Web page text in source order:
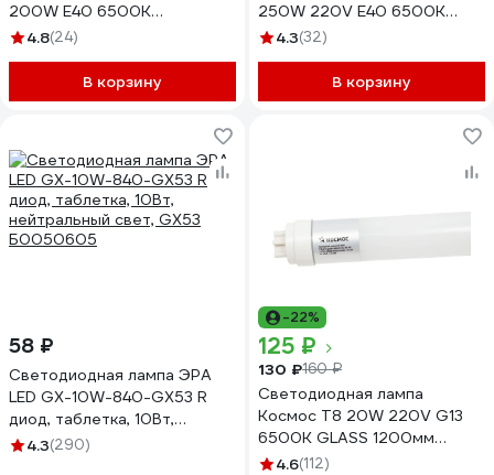
200W E40 6500K
KHWLED200WE4065
4.8(24)
В корзину
250W 220V E40 6500K
KHWLED250WE4065
4.3(32)
В корзину
58 ₽
Светодиодная лампа ЭРА
LED GX-10W-840-GX53 R
диод, таблетка, 10Вт,
нейтральный свет, GX53
4.3(290)
-22%
125 ₽
130 ₽160 ₽
Светодиодная лампа
Космос T8 20W 220V G13
6500K GLASS 1200мм
Lksm_LED20wG13T865GL
4.6(112)